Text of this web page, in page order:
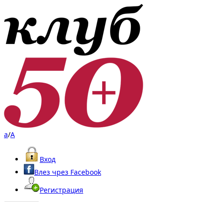
a/A
Вход
Влез чрез Facebook
Регистрация